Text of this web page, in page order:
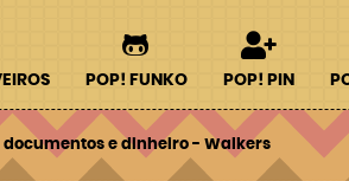
POP! FUNKO POP! PIN
e dinheiro - Walkers